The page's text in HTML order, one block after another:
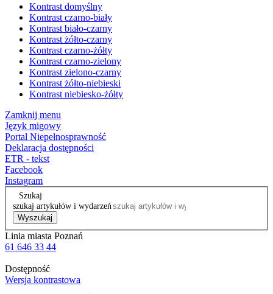
Kontrast domyślny
Kontrast czarno-biały
Kontrast biało-czarny
Kontrast żółto-czarny
Kontrast czarno-żółty
Kontrast czarno-zielony
Kontrast zielono-czarny
Kontrast żółto-niebieski
Kontrast niebiesko-żółty
Zamknij menu
Język migowy
Portal Niepełnosprawność
Deklaracja dostępności
ETR - tekst
Facebook
Instagram
Szukaj
szukaj artykułów i wydarzeń
Wyszukaj
Linia miasta Poznań
61 646 33 44
Dostępność
Wersja kontrastowa